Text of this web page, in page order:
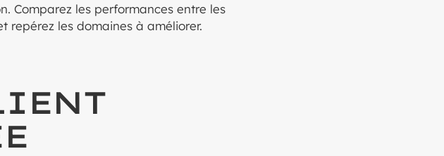
Comparez les performances entre les
repérez les domaines à améliorer.